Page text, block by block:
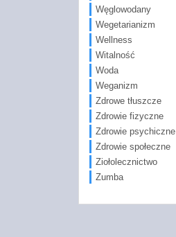
Węglowodany
Wegetarianizm
Wellness
Witalność
Woda
Weganizm
Zdrowe tłuszcze
Zdrowie fizyczne
Zdrowie psychiczne
Zdrowie społeczne
Ziołolecznictwo
Zumba